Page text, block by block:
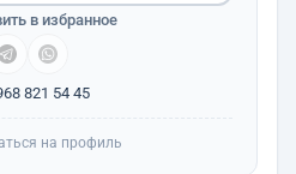
821 54 45
в избранное
на профиль